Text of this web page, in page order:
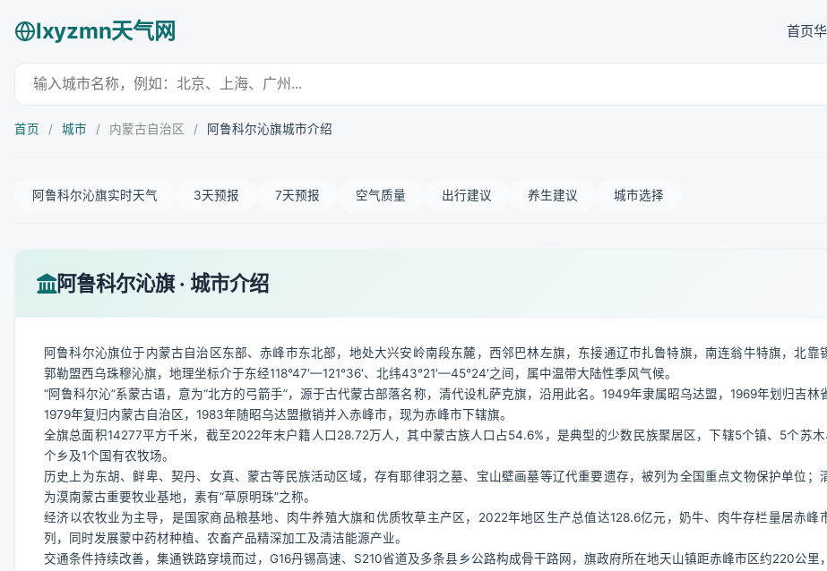
lxyzmn天气网 首页
首页 / 城市 / 内蒙古自治区 / 阿鲁科尔沁旗城市介绍
阿鲁科尔沁旗实时天气 3天预报 7天预报 空气质量 出行建议 养生建议 城市选择
阿鲁科尔沁旗 · 城市介绍
阿鲁科尔沁旗位于内蒙古自治区东部、赤峰市东北部，地处大兴安岭南段东麓，西邻巴林左旗，东接通辽市扎鲁特旗，南连翁牛特旗，北靠
郭勒盟西乌珠穆沁旗，地理坐标介于东经118°47′—121°36′、北纬43°21′—45°24′之间，属中温带大陆性季风气候。
“阿鲁科尔沁”系蒙古语，意为“北方的弓箭手”，源于古代蒙古部落名称，清代设札萨克旗，沿用此名。1949年隶属昭乌达盟，1969年划归吉林
1979年复归内蒙古自治区，1983年随昭乌达盟撤销并入赤峰市，现为赤峰市下辖旗。
全旗总面积14277平方千米，截至2022年末户籍人口28.72万人，其中蒙古族人口占54.6%，是典型的少数民族聚居区，下辖5个镇、5个苏木
个乡及1个国有农牧场。
历史上为东胡、鲜卑、契丹、女真、蒙古等民族活动区域，存有耶律羽之墓、宝山壁画墓等辽代重要遗存，被列为全国重点文物保护单位；
为漠南蒙古重要牧业基地，素有“草原明珠”之称。
经济以农牧业为主导，是国家商品粮基地、肉牛养殖大旗和优质牧草主产区，2022年地区生产总值达128.6亿元，奶牛、肉牛存栏量居赤峰
列，同时发展蒙中药材种植、农畜产品精深加工及清洁能源产业。
交通条件持续改善，集通铁路穿境而过，G16丹锡高速、S210省道及多条县乡公路构成骨干路网，旗政府所在地天山镇距赤峰市区约220公里